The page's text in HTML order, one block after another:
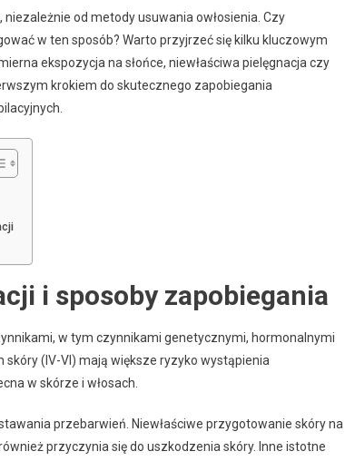
od metody usuwania owłosienia. Czy
w ten sposób? Warto przyjrzeć się kilku kluczowym
ekspozycja na słońce, niewłaściwa pielęgnacja czy
krokiem do skutecznego zapobiegania
i sposoby zapobiegania
w tym czynnikami genetycznymi, hormonalnymi
(IV-VI) mają większe ryzyko wystąpienia
w skórze i włosach.
przebarwień. Niewłaściwe przygotowanie skóry na
przyczynia się do uszkodzenia skóry. Inne istotne